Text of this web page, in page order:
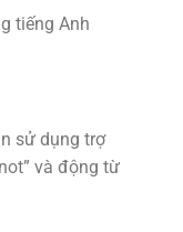
tiếng Anh
sử dụng trợ
và động từ